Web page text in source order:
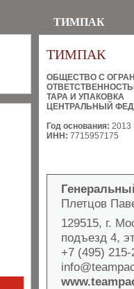
ТИМПАК
ТИМПАК
ОБЩЕСТВО С
ТАРА И УПАКОВКА
ЦЕНТРАЛЬНЫЙ
Год основания: 2013
ИНН: 7715957175
Плетцов
129515, г.
подъезд 4,
+7 (495) 215-